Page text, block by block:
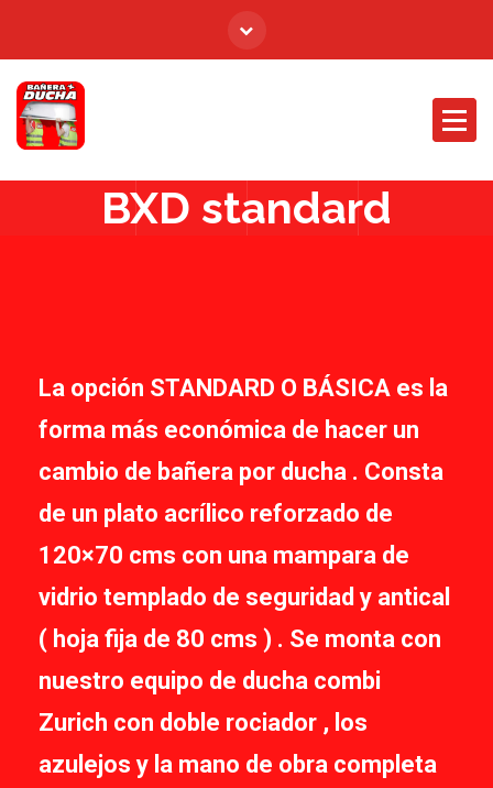
BXD standard
La opción STANDARD O BÁSICA es la
forma más económica de hacer un
cambio de bañera por ducha . Consta
de un plato acrílico reforzado de
120×70 cms con una mampara de
vidrio templado de seguridad y antical
( hoja fija de 80 cms ) . Se monta con
nuestro equipo de ducha combi
Zurich con doble rociador , los
azulejos y la mano de obra completa